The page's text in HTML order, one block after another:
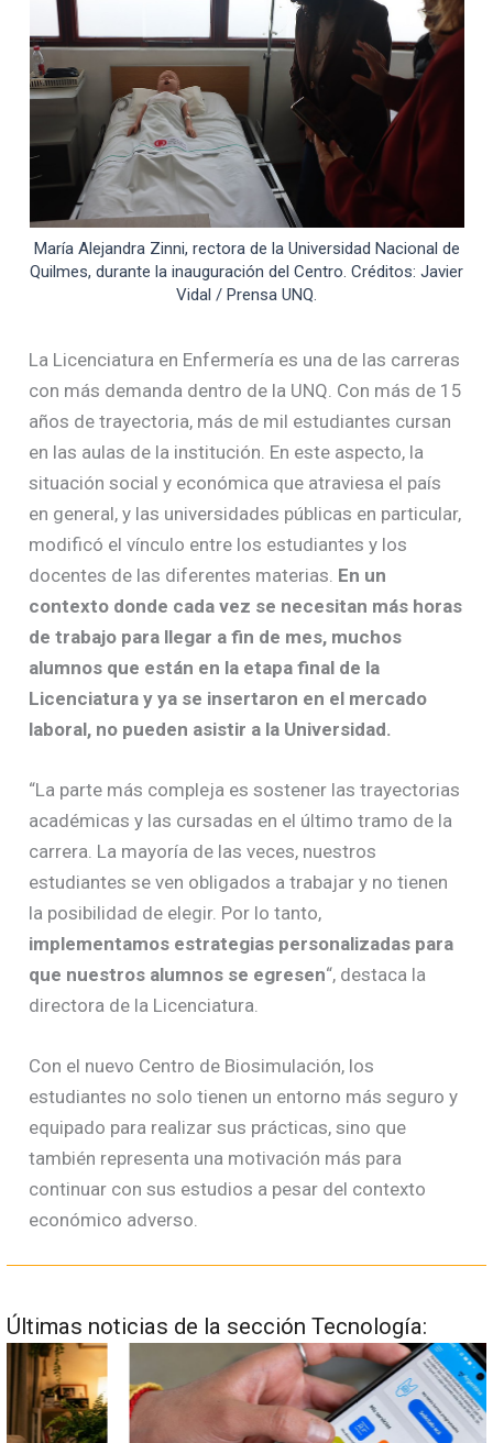
María Alejandra Zinni, rectora de la Universidad Nacional de
Quilmes, durante la inauguración del Centro. Créditos: Javier
Vidal / Prensa UNQ.
La Licenciatura en Enfermería es una de las carreras
con más demanda dentro de la UNQ. Con más de 15
años de trayectoria, más de mil estudiantes cursan
en las aulas de la institución. En este aspecto, la
situación social y económica que atraviesa el país
en general, y las universidades públicas en particular,
modificó el vínculo entre los estudiantes y los
docentes de las diferentes materias. En un
contexto donde cada vez se necesitan más horas
de trabajo para llegar a fin de mes, muchos
alumnos que están en la etapa final de la
Licenciatura y ya se insertaron en el mercado
laboral, no pueden asistir a la Universidad.
“La parte más compleja es sostener las trayectorias
académicas y las cursadas en el último tramo de la
carrera. La mayoría de las veces, nuestros
estudiantes se ven obligados a trabajar y no tienen
la posibilidad de elegir. Por lo tanto,
implementamos estrategias personalizadas para
que nuestros alumnos se egresen“, destaca la
directora de la Licenciatura.
Con el nuevo Centro de Biosimulación, los
estudiantes no solo tienen un entorno más seguro y
equipado para realizar sus prácticas, sino que
también representa una motivación más para
continuar con sus estudios a pesar del contexto
económico adverso.
Últimas noticias de la sección Tecnología: